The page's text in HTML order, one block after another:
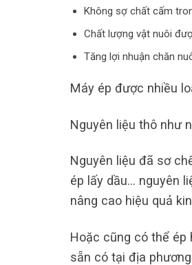
Không sợ chất cấm
Chất lượng vật nuôi
Tăng lợi nhuận chăn
Máy ép được nhiều
Nguyên liệu thô như
Nguyên liệu đã sơ
ép lấy dầu… nguyên
nâng cao hiệu quả
Hoặc cũng có thể ép
sẵn có tại địa